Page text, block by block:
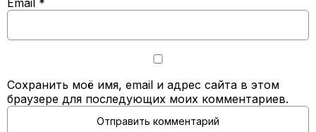
Сохранить моё имя, email и адрес сайта в этом
браузере для последующих моих комментариев.